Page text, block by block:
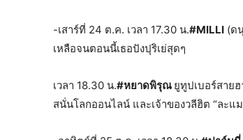
-เสาร์ที่ 24 ต.ค. เวลา 17.30 น.#MILLI (ด
เหลือจนตอนนี้เธอปังปุริเย่สุดๆ
เวลา 18.30 น.#หยาดพิรุณ ยูทูปเบอร์สาย
สนั่นโลกออนไลน์ และเจ้าของวลีฮิต “ละแ